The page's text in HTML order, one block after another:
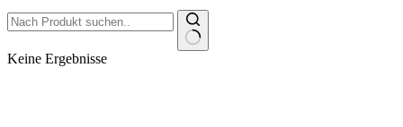
Keine Ergebnisse